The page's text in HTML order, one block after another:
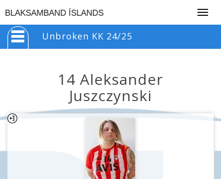
BLAKSAMBAND ÍSLANDS
Unbroken KK 24/25
14 Aleksander
Juszczynski